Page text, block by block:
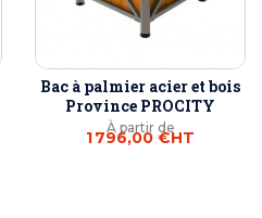
Bac à palmier acier et bois
Province PROCITY
À partir de
1 796,00 €HT